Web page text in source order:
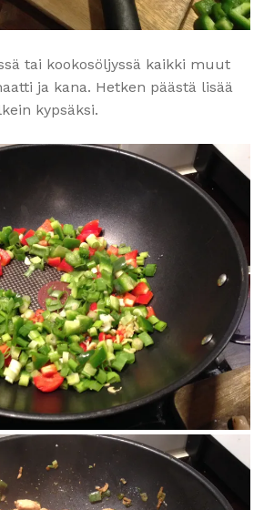
tai kookosöljyssä kaikki muut
ja kana. Hetken päästä lisää
kypsäksi.